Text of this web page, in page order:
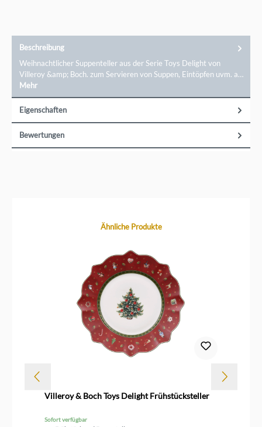
Saaruferstr. 46, 66693 Mettlach, information@villeroy-
boch.com
Beschreibung
Weihnachtlicher Suppenteller aus der Serie Toys Delight von
Villeroy &amp; Boch. zum Servieren von Suppen, Eintöpfen uvm. a…
Mehr
Eigenschaften
Bewertungen
Produktgalerie überspringenÄhnliche Produkte
Villeroy & Boch Toys Delight Frühstücksteller
Sofort verfügbar